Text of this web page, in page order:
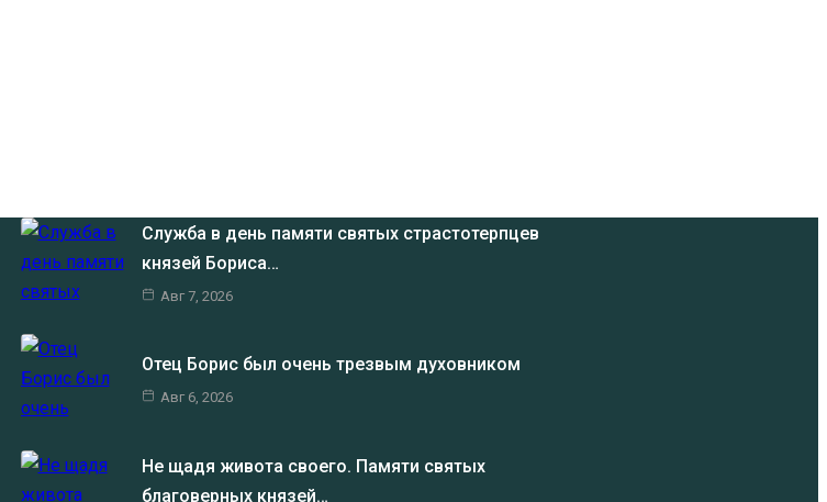
Служба в день памяти святых страстотерпцев
князей Бориса…
Авг 7, 2026
Отец Борис был очень трезвым духовником
Авг 6, 2026
Не щадя живота своего. Памяти святых
благоверных князей…